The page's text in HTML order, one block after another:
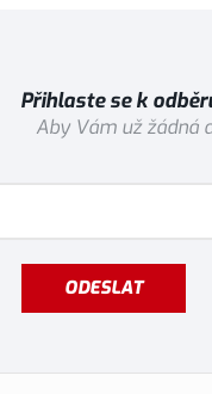
Přihlaste se k
Aby Vám už žádná
ODESLAT